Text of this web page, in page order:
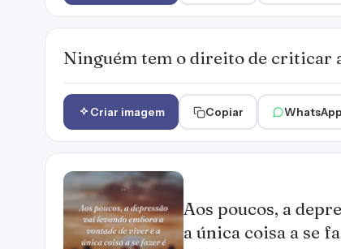
Ninguém tem o direito de criticar
Criar imagem Copiar WhatsApp
Aos poucos, a
a única coisa a se